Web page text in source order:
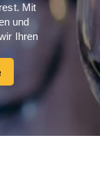
Mit
und
Ihren